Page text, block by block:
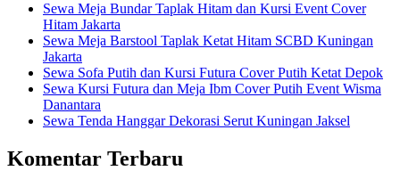
Sewa Meja Bundar Taplak Hitam dan Kursi Event Cover
Hitam Jakarta
Sewa Meja Barstool Taplak Ketat Hitam SCBD Kuningan
Jakarta
Sewa Sofa Putih dan Kursi Futura Cover Putih Ketat Depok
Sewa Kursi Futura dan Meja Ibm Cover Putih Event Wisma
Danantara
Sewa Tenda Hanggar Dekorasi Serut Kuningan Jaksel
Komentar Terbaru